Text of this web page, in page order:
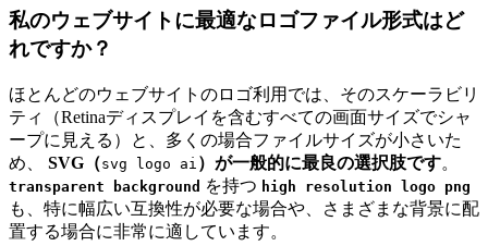
私のウェブサイトに最適なロゴファイル形式はど
れですか？
ほとんどのウェブサイトのロゴ利用では、そのスケーラビリ
ティ（Retinaディスプレイを含むすべての画面サイズでシャ
ープに見える）と、多くの場合ファイルサイズが小さいた
め、 SVG（svg logo ai ）が一般的に最良の選択肢です。
transparent background を持つ high resolution logo png
も、特に幅広い互換性が必要な場合や、さまざまな背景に配
置する場合に非常に適しています。